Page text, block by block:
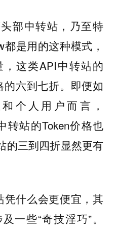
部中转站，乃至特
是用的这种模式，
这类API中转站的
的六到七折。即便如
个人用户而言，
转站的Token价格也
的三到四折显然更有
什么会更便宜，其
一些“奇技淫巧”。